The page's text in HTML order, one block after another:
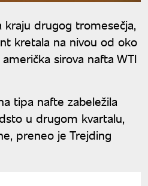
drugog tromesečja,
kretala na nivou od oko
sirova nafta WTI
tipa nafte zabeležila
u drugom kvartalu,
preneo je Trejding